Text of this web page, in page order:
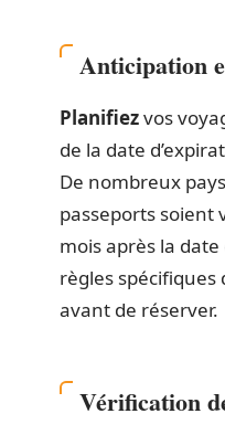
Anticipation
Planifiezvos
de la date
De nombreux
passeports soient
mois après la date
règles
avant de réserver.
Vérification